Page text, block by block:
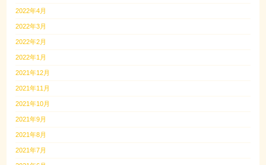
2022年4月
2022年3月
2022年2月
2022年1月
2021年12月
2021年11月
2021年10月
2021年9月
2021年8月
2021年7月